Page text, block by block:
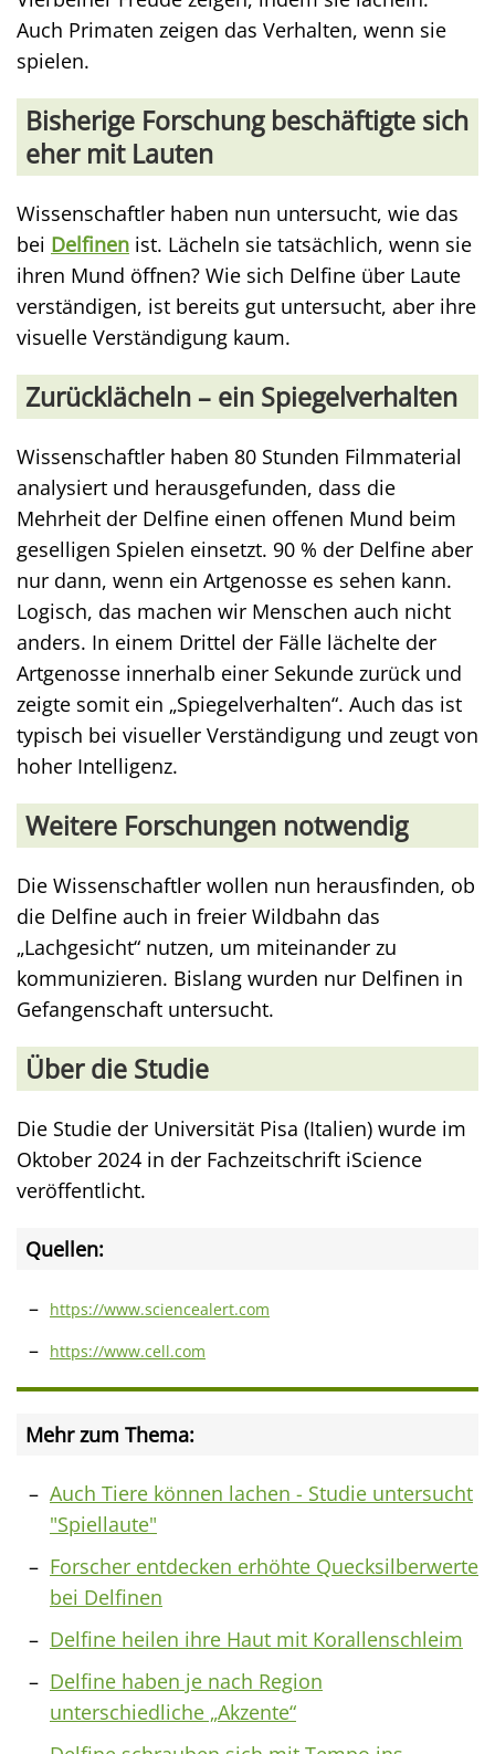
Auch Primaten zeigen das Verhalten, wenn sie
spielen.
Bisherige Forschung beschäftigte sich
eher mit Lauten
Wissenschaftler haben nun untersucht, wie das
bei Delfinen ist. Lächeln sie tatsächlich, wenn sie
ihren Mund öffnen? Wie sich Delfine über Laute
verständigen, ist bereits gut untersucht, aber ihre
visuelle Verständigung kaum.
Zurücklächeln – ein Spiegelverhalten
Wissenschaftler haben 80 Stunden Filmmaterial
analysiert und herausgefunden, dass die
Mehrheit der Delfine einen offenen Mund beim
geselligen Spielen einsetzt. 90 % der Delfine aber
nur dann, wenn ein Artgenosse es sehen kann.
Logisch, das machen wir Menschen auch nicht
anders. In einem Drittel der Fälle lächelte der
Artgenosse innerhalb einer Sekunde zurück und
zeigte somit ein „Spiegelverhalten“. Auch das ist
typisch bei visueller Verständigung und zeugt von
hoher Intelligenz.
Weitere Forschungen notwendig
Die Wissenschaftler wollen nun herausfinden, ob
die Delfine auch in freier Wildbahn das
„Lachgesicht“ nutzen, um miteinander zu
kommunizieren. Bislang wurden nur Delfinen in
Gefangenschaft untersucht.
Über die Studie
Die Studie der Universität Pisa (Italien) wurde im
Oktober 2024 in der Fachzeitschrift iScience
veröffentlicht.
Quellen:
https://www.sciencealert.com
https://www.cell.com
Mehr zum Thema:
Auch Tiere können lachen - Studie untersucht
"Spiellaute"
Forscher entdecken erhöhte Quecksilberwerte
bei Delfinen
Delfine heilen ihre Haut mit Korallenschleim
Delfine haben je nach Region
unterschiedliche „Akzente“